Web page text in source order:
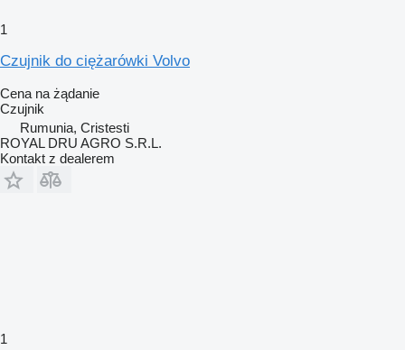
1
Czujnik do ciężarówki Volvo
Cena na żądanie
Czujnik
Rumunia, Cristesti
ROYAL DRU AGRO S.R.L.
Kontakt z dealerem
1